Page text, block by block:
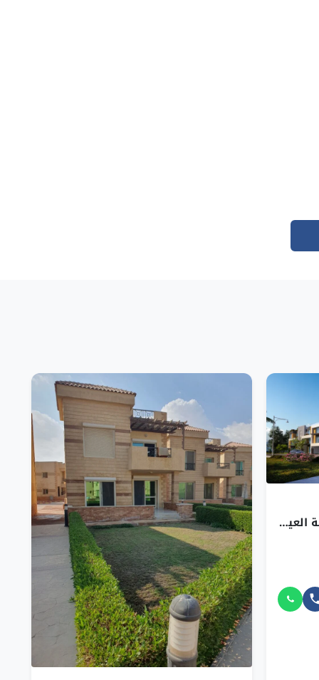
دوبلكس للبيع في بوهو السخنة العين السخنة بمساحة 145 م² وقسط 155,893 ج.م